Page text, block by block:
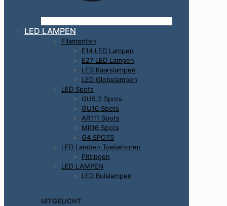
LED LAMPEN
Filamenten
E14 LED Lampen
E27 LED Lampen
LED Kaarslampen
LED Globelampen
LED Spots
GU5.3 Spots
GU10 Spots
AR111 Spots
MR16 Spots
G4 SPOTS
LED Lampen Toebehoren
Fittingen
LED LAMPEN
LED Buislampen
UITGELICHT